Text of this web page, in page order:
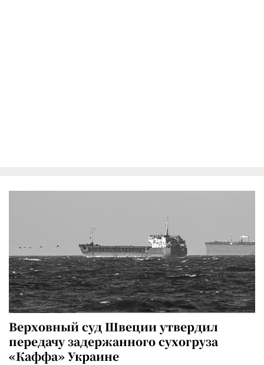
Верховный суд Швеции утвердил
передачу задержанного сухогруза
«Каффа» Украине